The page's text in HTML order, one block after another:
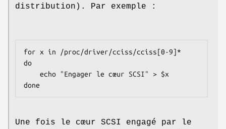
distribution). Par exemple :
for x in /proc/driver/cciss/cciss[0-9]*
do
Une fois le cœur SCSI engagé par le